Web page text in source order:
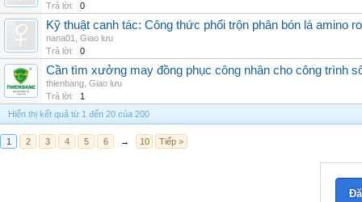
Trả lời:
0
Kỹ thuật canh tác: Công thức phối trộn phân bón lá amino
nana01
Giao lưu
Trả lời:
0
Cần tìm xưởng may đồng phục công nhân cho công trình
thienbang Giao lưu
Trả lời:
1
Hiển thị kết quả từ 1 đến 20 của 200
1 2 3 4 5 6 → 10 Tiếp >